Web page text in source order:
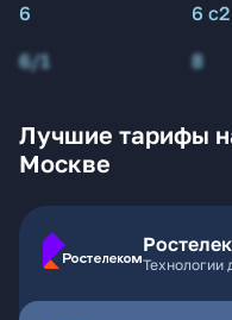
6
6 с2
6/1
8
Лучшие тарифы
Москве
Технологии